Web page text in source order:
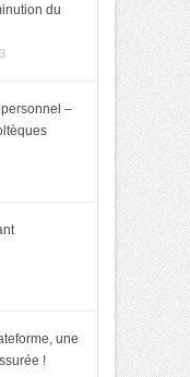
du
–
une
!